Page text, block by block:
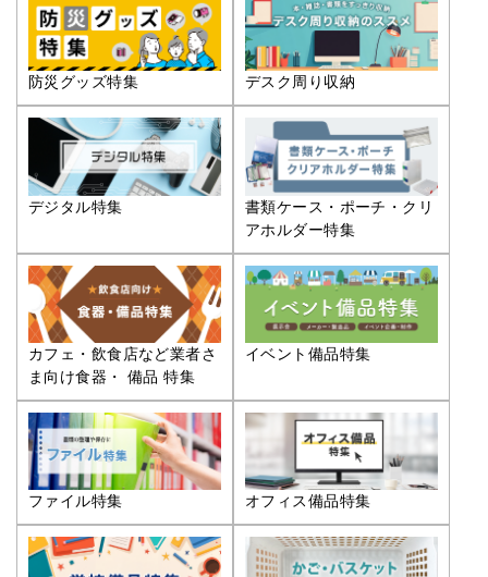
防災グッズ特集 デスク周り収納
デジタル特集
書類ケース・ポーチ・クリ
アホルダー特集
カフェ・飲食店など業者さ
ま向け食器・ 備品 特集
イベント備品特集
ファイル特集 オフィス備品特集